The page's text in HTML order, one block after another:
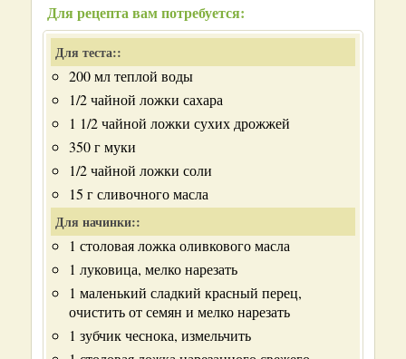
Для рецепта вам потребуется:
Для теста::
200 мл теплой воды
1/2 чайной ложки сахара
1 1/2 чайной ложки сухих дрожжей
350 г муки
1/2 чайной ложки соли
15 г сливочного масла
Для начинки::
1 столовая ложка оливкового масла
1 луковица, мелко нарезать
1 маленький сладкий красный перец,
очистить от семян и мелко нарезать
1 зубчик чеснока, измельчить